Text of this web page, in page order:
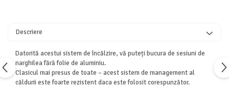
Descriere
Datorită acestui sistem de încălzire, vă puteți bucura de sesiuni de
narghilea fără folie de aluminiu.
Clasicul mai presus de toate – acest sistem de management al
căldurii este foarte rezistent daca este folosit corespunzător.